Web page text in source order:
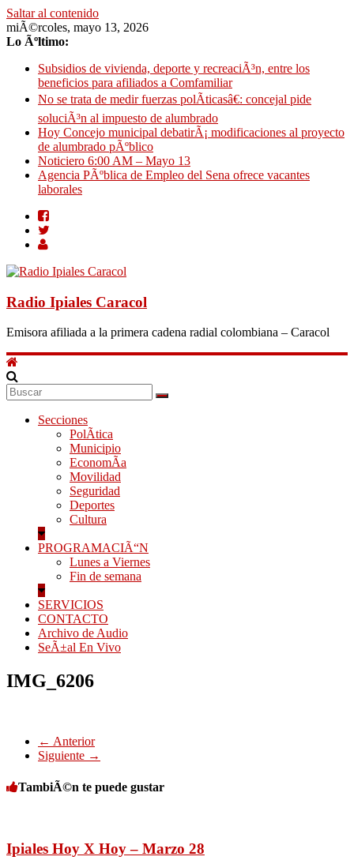
Saltar al contenido
miÃ©rcoles, mayo 13, 2026
Lo Ãºltimo:
Subsidios de vivienda, deporte y recreaciÃ³n, entre los
beneficios para afiliados a Comfamiliar
No se trata de medir fuerzas polÃ­ticasâ€: concejal pide
soluciÃ³n al impuesto de alumbrado
Hoy Concejo municipal debatirÃ¡ modificaciones al proyecto
de alumbrado pÃºblico
Noticiero 6:00 AM – Mayo 13
Agencia PÃºblica de Empleo del Sena ofrece vacantes
laborales
Radio Ipiales Caracol
Emisora afiliada a la primera cadena radial colombiana – Caracol
Secciones
PolÃ­tica
Municipio
EconomÃ­a
Movilidad
Seguridad
Deportes
Cultura
PROGRAMACIÃ“N
Lunes a Viernes
Fin de semana
SERVICIOS
CONTACTO
Archivo de Audio
SeÃ±al En Vivo
IMG_6206
← Anterior
Siguiente →
TambiÃ©n te puede gustar
Ipiales Hoy X Hoy – Marzo 28